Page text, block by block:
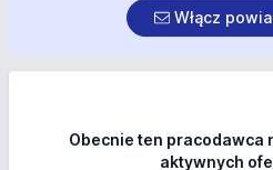
Włącz
Obecnie ten pracodawca
aktywnych